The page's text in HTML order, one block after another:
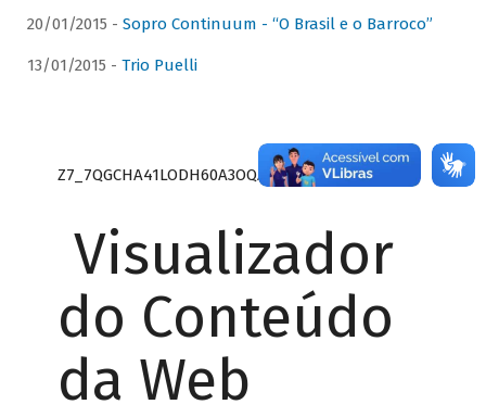
20/01/2015 - Sopro Continuum - “O Brasil e o Barroco”
13/01/2015 - Trio Puelli
Z7_7QGCHA41LODH60A3OQA8RN1415
Visualizador
do Conteúdo
da Web